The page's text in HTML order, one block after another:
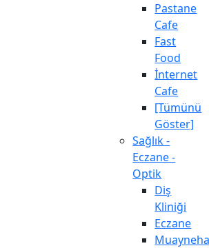
Pastane
Cafe
Fast
Food
İnternet
Cafe
[Tümünü
Göster]
Sağlık -
Eczane -
Optik
Diş
Kliniği
Eczane